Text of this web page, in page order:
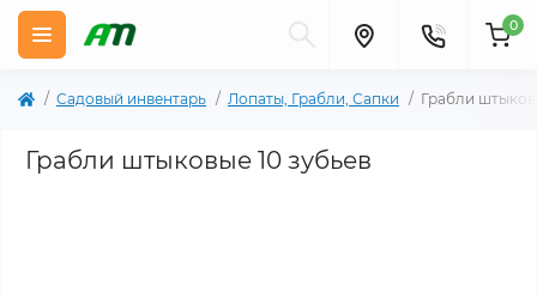
0
Садовый инвентарь Лопаты, Грабли, Сапки Грабли
Грабли штыковые 10 зубьев